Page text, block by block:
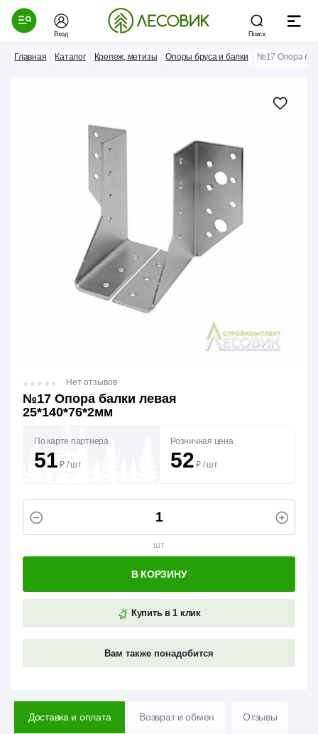
Вход Поиск
Главная Каталог Крепеж, метизы Опоры бруса и балки №17 Опора
№17 Опора балки левая
25*140*76*2мм
Нет отзывов
По карте партнера
51 ₽ /шт
Розничная цена
52 ₽ / шт
шт
Купить в 1 клик
Вам также понадобится
В КОРЗИНУ
Доставка и оплата Возврат и обмен Отзывы